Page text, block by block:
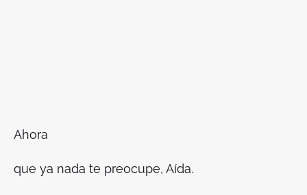
Ahora
que ya nada te preocupe, Aída.